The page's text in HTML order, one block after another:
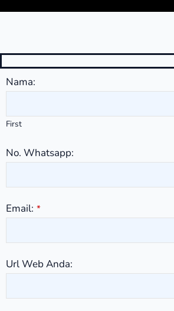
Nama:
First
No. Whatsapp:
Email: *
Url Web Anda: